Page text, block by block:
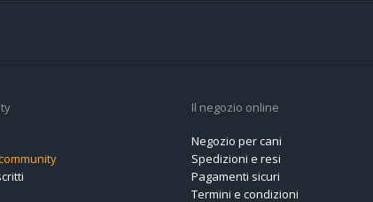
Il negozio online
Negozio per cani
Spedizioni e resi
Pagamenti sicuri
Termini e condizioni